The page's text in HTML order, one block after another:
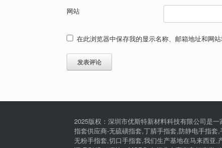
网站
在此浏览器中保存我的显示名称、邮箱地址和网站
2025版权：深圳市优斯特新材料科技有限公司是
指套供应商-无硫磺指套,丁腈手指套,防静电手指
无粉手指套,切口手指套,我们生产基地在马来西亚,